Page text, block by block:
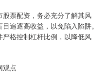
票配资，务必充分了解其风
追逐高收益，以免陷入陷阱。
格控制杠杆比例，以降低风
观点